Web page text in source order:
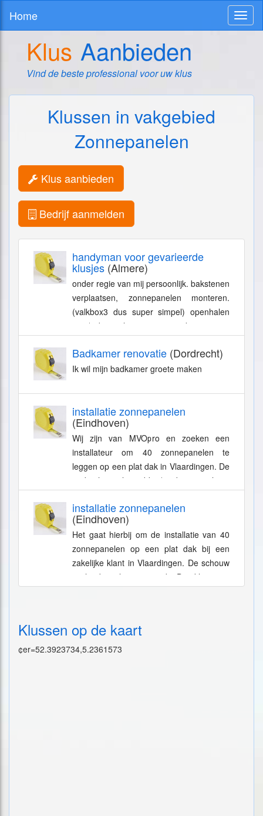
Home
Klus Aanbieden
Vind de beste professional voor uw klus
Klussen in vakgebied
Zonnepanelen
Klus aanbieden
Bedrijf aanmelden
handyman voor gevarieerde
klusjes (Almere)
onder regie van mij persoonlijk. bakstenen
verplaatsen, zonnepanelen monteren.
(valkbox3 dus super simpel) openhalen
gips/osb platen. versterking van
Badkamer renovatie (Dordrecht)
Ik wil mijn badkamer groete maken
installatie zonnepanelen
(Eindhoven)
Wij zijn van MVOpro en zoeken een
installateur om 40 zonnepanelen te
leggen op een plat dak in Vlaardingen. De
opdracht zal midden/eind mei plaats
installatie zonnepanelen
(Eindhoven)
Het gaat hierbij om de installatie van 40
zonnepanelen op een plat dak bij een
zakelijke klant in Vlaardingen. De schouw
is hierbij al uitgevoerd. De klus zou
Klussen op de kaart
¢er=52.3923734,5.2361573